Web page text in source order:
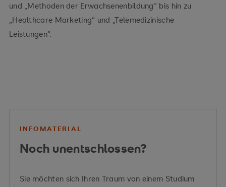
und „Methoden der Erwachsenenbildung“ bis hin zu
„Healthcare Marketing“ und „Telemedizinische
Leistungen“.
INFOMATERIAL
Noch unentschlossen?
Sie möchten sich Ihren Traum von einem Studium